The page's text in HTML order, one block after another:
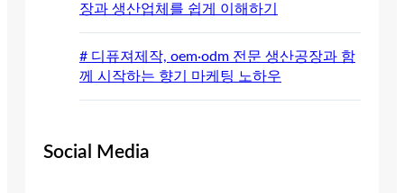
장과 생산업체를 쉽게 이해하기
# 디퓨져제작, oem·odm 전문 생산공장과 함
께 시작하는 향기 마케팅 노하우
Social Media